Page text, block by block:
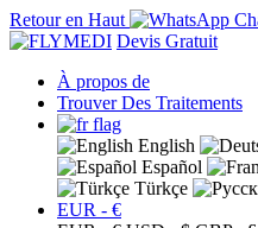
Retour en Haut
Devis Gratuit
À propos de
Trouver Des Traitements
English
Español
Türkçe
EUR - €